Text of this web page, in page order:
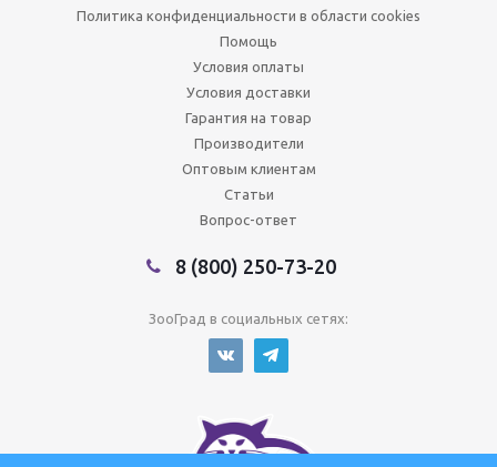
Политика конфиденциальности в области cookies
Помощь
Условия оплаты
Условия доставки
Гарантия на товар
Производители
Оптовым клиентам
Статьи
Вопрос-ответ
8 (800) 250-73-20
ЗооГрад в социальных сетях: